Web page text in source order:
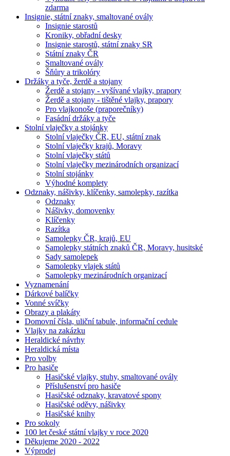
zdarma
Insignie, státní znaky, smaltované ovály
Insignie starostů
Kroniky, obřadní desky
Insignie starostů, státní znaky SR
Státní znaky ČR
Smaltované ovály
Šňůry a trikolóry
Držáky a tyče, žerdě a stojany
Žerdě a stojany - vyšívané vlajky, prapory
Žerdě a stojany - tištěné vlajky, prapory
Pro vlajkonoše (praporečníky)
Fasádní držáky a tyče
Stolní vlaječky a stojánky
Stolní vlaječky ČR, EU, státní znak
Stolní vlaječky krajů, Moravy
Stolní vlaječky států
Stolní vlaječky mezinárodních organizací
Stolní stojánky
Výhodné komplety
Odznaky, nášivky, klíčenky, samolepky, razítka
Odznaky
Nášivky, domovenky
Klíčenky
Razítka
Samolepky ČR, krajů, EU
Samolepky státních znaků ČR, Moravy, husitské
Sady samolepek
Samolepky vlajek států
Samolepky mezinárodních organizací
Vyznamenání
Dárkové balíčky
Vonné svíčky
Obrazy a plakáty
Domovní čísla, uliční tabule, informační cedule
Vlajky na zakázku
Heraldické návrhy
Heraldická místa
Pro volby
Pro hasiče
Hasičské vlajky, stuhy, smaltované ovály
Příslušenství pro hasiče
Hasičské odznaky, kravatové spony
Hasičské oděvy, nášivky
Hasičské knihy
Pro sokoly
100 let české státní vlajky v roce 2020
Děkujeme 2020 - 2022
Výprodej